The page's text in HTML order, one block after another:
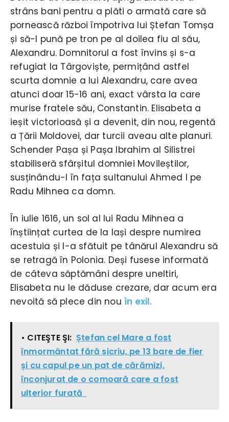
strâns bani pentru a plăti o armată care să
pornească război împotriva lui Ștefan Tomșa
și să-l pună pe tron pe al doilea fiu al său,
Alexandru. Domnitorul a fost învins și s-a
refugiat la Târgoviște, permițând astfel
scurta domnie a lui Alexandru, care avea
atunci doar 15-16 ani, exact vârsta la care
murise fratele său, Constantin. Elisabeta a
ieșit victorioasă și a devenit, din nou, regentă
a Țării Moldovei, dar turcii aveau alte planuri.
Schender Pașa și Pașa Ibrahim al Silistrei
stabiliseră sfârșitul domniei Movileștilor,
susținându-l în fața sultanului Ahmed I pe
Radu Mihnea ca domn.
În iulie 1616, un sol al lui Radu Mihnea a
înștiințat curtea de la Iași despre numirea
acestuia și l-a sfătuit pe tânărul Alexandru să
se retragă în Polonia. Deși fusese informată
de câteva săptămâni despre uneltiri,
Elisabeta nu le dăduse crezare, dar acum era
nevoită să plece din nou în exil.
• CITEŞTE ŞI: Ștefan cel Mare a fost
înmormântat fără sicriu, pe 13 bare de fier
și cu capul pe un pat de cărămizi,
înconjurat de o comoară care a fost
ulterior furată